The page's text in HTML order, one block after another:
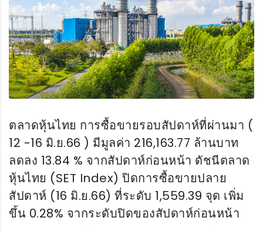
ตลาดหุ้นไทย การซื้อขายรอบสัปดาห์ที่ผ่านมา (
12 -16 มิ.ย.66 ) มีมูลค่า 216,163.77 ล้านบาท
ลดลง 13.84 % จากสัปดาห์ก่อนหน้า ดัชนีตลาด
หุ้นไทย (SET Index) ปิดการซื้อขายปลาย
สัปดาห์ (16 มิ.ย.66) ที่ระดับ 1,559.39 จุด เพิ่ม
ขึ้น 0.28% จากระดับปิดของสัปดาห์ก่อนหน้า